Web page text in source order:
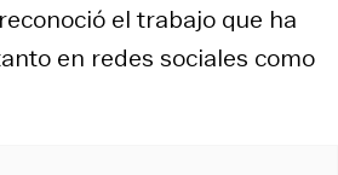
el trabajo que ha
en redes sociales como